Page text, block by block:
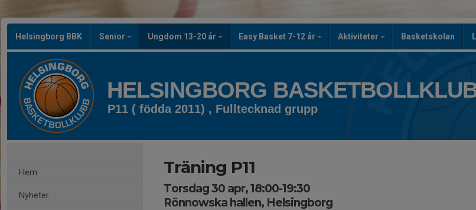
Helsingborg BBK Senior Ungdom 13-20 år Easy Basket 7-12 år Aktiviteter Basketskolan
HELSINGBORG
P11 ( födda 2011) , Fulltecknad grupp
Hem
Nyheter
Träning P11
Torsdag 30 apr, 18:00-19:30
Rönnowska hallen, Helsingborg